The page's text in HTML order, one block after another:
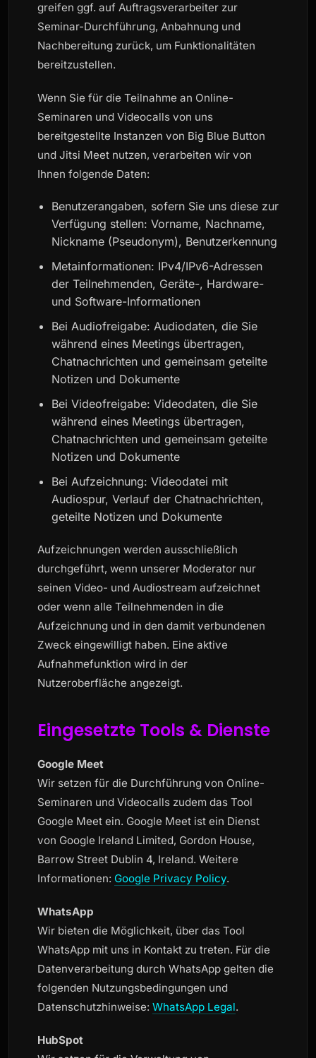
greifen ggf. auf Auftragsverarbeiter zur
Seminar-Durchführung, Anbahnung und
Nachbereitung zurück, um Funktionalitäten
bereitzustellen.
Wenn Sie für die Teilnahme an Online-
Seminaren und Videocalls von uns
bereitgestellte Instanzen von Big Blue Button
und Jitsi Meet nutzen, verarbeiten wir von
Ihnen folgende Daten:
Benutzerangaben, sofern Sie uns diese zur
Verfügung stellen: Vorname, Nachname,
Nickname (Pseudonym), Benutzerkennung
Metainformationen: IPv4/IPv6-Adressen
der Teilnehmenden, Geräte-, Hardware-
und Software-Informationen
Bei Audiofreigabe: Audiodaten, die Sie
während eines Meetings übertragen,
Chatnachrichten und gemeinsam geteilte
Notizen und Dokumente
Bei Videofreigabe: Videodaten, die Sie
während eines Meetings übertragen,
Chatnachrichten und gemeinsam geteilte
Notizen und Dokumente
Bei Aufzeichnung: Videodatei mit
Audiospur, Verlauf der Chatnachrichten,
geteilte Notizen und Dokumente
Aufzeichnungen werden ausschließlich
durchgeführt, wenn unserer Moderator nur
seinen Video- und Audiostream aufzeichnet
oder wenn alle Teilnehmenden in die
Aufzeichnung und in den damit verbundenen
Zweck eingewilligt haben. Eine aktive
Aufnahmefunktion wird in der
Nutzeroberfläche angezeigt.
Eingesetzte Tools & Dienste
Google Meet
Wir setzen für die Durchführung von Online-
Seminaren und Videocalls zudem das Tool
Google Meet ein. Google Meet ist ein Dienst
von Google Ireland Limited, Gordon House,
Barrow Street Dublin 4, Ireland. Weitere
Informationen: Google Privacy Policy.
WhatsApp
Wir bieten die Möglichkeit, über das Tool
WhatsApp mit uns in Kontakt zu treten. Für die
Datenverarbeitung durch WhatsApp gelten die
folgenden Nutzungsbedingungen und
Datenschutzhinweise: WhatsApp Legal.
HubSpot